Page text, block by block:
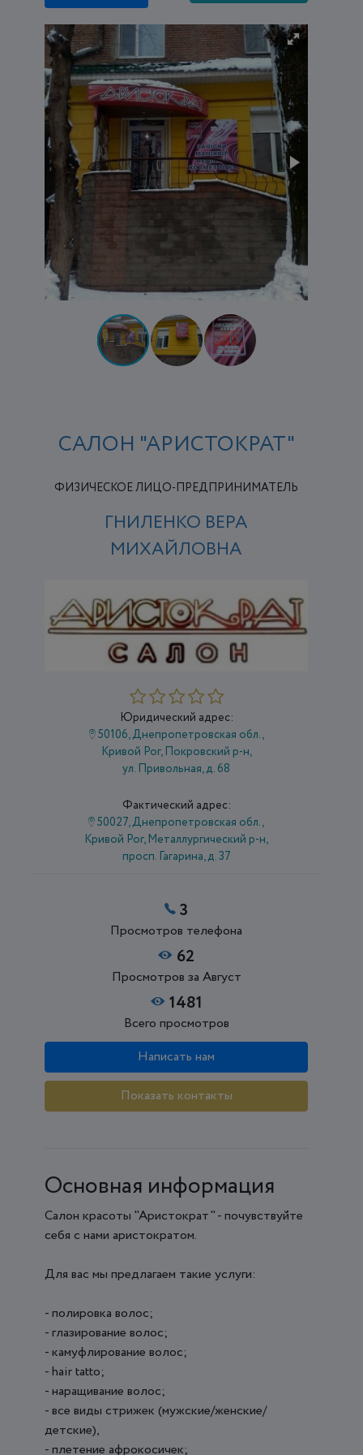
САЛОН "АРИСТОКРАТ"
ФИЗИЧЕСКОЕ ЛИЦО-ПРЕДПРИНИМАТЕЛЬ
ГНИЛЕНКО ВЕРА
МИХАЙЛОВНА
Юридический адрес:
50106, Днепропетровская обл.,
Кривой Рог, Покровский р-н,
ул. Привольная, д. 68
Фактический адрес:
50027, Днепропетровская обл.,
Кривой Рог, Металлургический р-н,
просп. Гагарина, д. 37
3
Просмотров телефона
62
Просмотров за Август
1481
Всего просмотров
Написать нам
Показать контакты
Основная информация
Салон красоты "Аристократ" - почувствуйте
себя с нами аристократом.
Для вас мы предлагаем такие услуги:
- полировка волос;
- глазирование волос;
- камуфлирование волос;
- hair tatto;
- наращивание волос;
- все виды стрижек (мужские/женские/
детские),
- плетение афрокосичек;